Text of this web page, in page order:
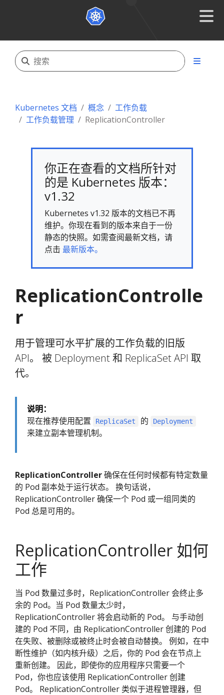
Kubernetes 文档 概念
工作负载
工作负载管理
ReplicationController
你正在查看的文档所针对
的是 Kubernetes 版本：
v1.32
Kubernetes v1.32 版本的文档已不再
维护。你现在看到的版本来自于一份
静态的快照。如需查阅最新文档，请
点击 最新版本。
ReplicationControlle
r
用于管理可水平扩展的工作负载的旧版
API。 被 Deployment 和 ReplicaSet API 取
代。
说明：
现在推荐使用配置
ReplicaSet 的 Deployment
来建立副本管理机制。
ReplicationController确保在任何时候都有特定数量
的 Pod 副本处于运行状态。 换句话说，
ReplicationController 确保一个 Pod 或一组同类的
Pod 总是可用的。
ReplicationController 如何
工作
当 Pod 数量过多时，ReplicationController 会终止多
余的 Pod。当 Pod 数量太少时，
ReplicationController 将会启动新的 Pod。 与手动创
建的 Pod 不同，由 ReplicationController 创建的 Pod
在失败、被删除或被终止时会被自动替换。 例如，在中
断性维护（如内核升级）之后，你的 Pod 会在节点上
重新创建。 因此，即使你的应用程序只需要一个
Pod，你也应该使用 ReplicationController 创建
Pod。 ReplicationController 类似于进程管理器，但